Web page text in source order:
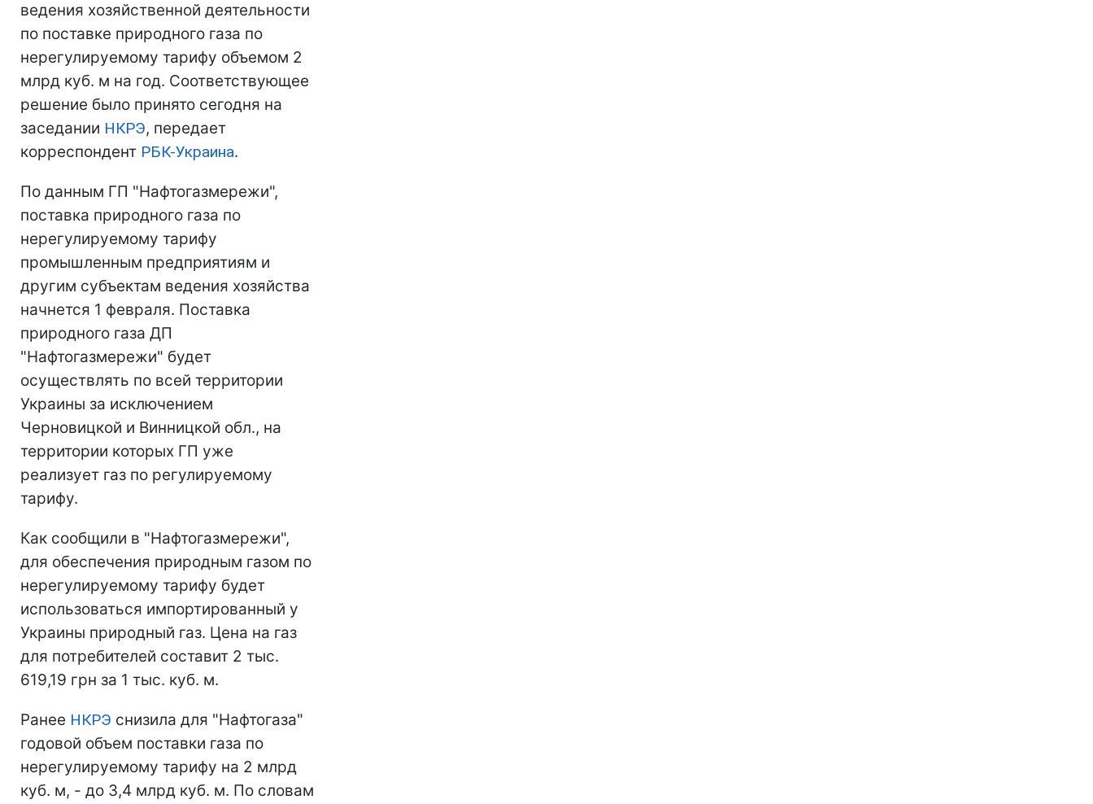
ведения хозяйственной деятельности
по поставке природного газа по
нерегулируемому тарифу объемом 2
млрд куб. м на год. Соответствующее
решение было принято сегодня на
заседании НКРЭ, передает
корреспондент РБК-Украина.
По данным ГП "Нафтогазмережи",
поставка природного газа по
нерегулируемому тарифу
промышленным предприятиям и
другим субъектам ведения хозяйства
начнется 1 февраля. Поставка
природного газа ДП
"Нафтогазмережи" будет
осуществлять по всей территории
Украины за исключением
Черновицкой и Винницкой обл., на
территории которых ГП уже
реализует газ по регулируемому
тарифу.
Как сообщили в "Нафтогазмережи",
для обеспечения природным газом по
нерегулируемому тарифу будет
использоваться импортированный у
Украины природный газ. Цена на газ
для потребителей составит 2 тыс.
619,19 грн за 1 тыс. куб. м.
Ранее НКРЭ снизила для "Нафтогаза"
годовой объем поставки газа по
нерегулируемому тарифу на 2 млрд
куб. м, - до 3,4 млрд куб. м. По словам